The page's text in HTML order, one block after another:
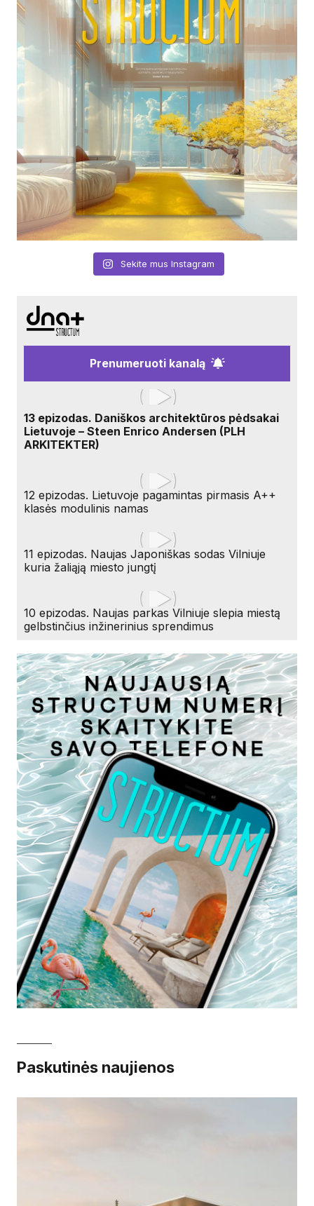
Sekite mus Instagram
Prenumeruoti kanalą
13 epizodas. Daniškos architektūros pėdsakai
Lietuvoje – Steen Enrico Andersen (PLH
ARKITEKTER)
12 epizodas. Lietuvoje pagamintas pirmasis A++
klasės modulinis namas
11 epizodas. Naujas Japoniškas sodas Vilniuje
kuria žaliąją miesto jungtį
10 epizodas. Naujas parkas Vilniuje slepia miestą
gelbstinčius inžinerinius sprendimus
Paskutinės naujienos